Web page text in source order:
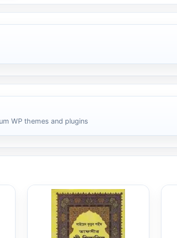
WP themes and plugins